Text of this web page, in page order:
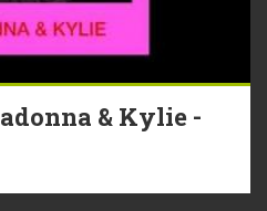
& Kylie -